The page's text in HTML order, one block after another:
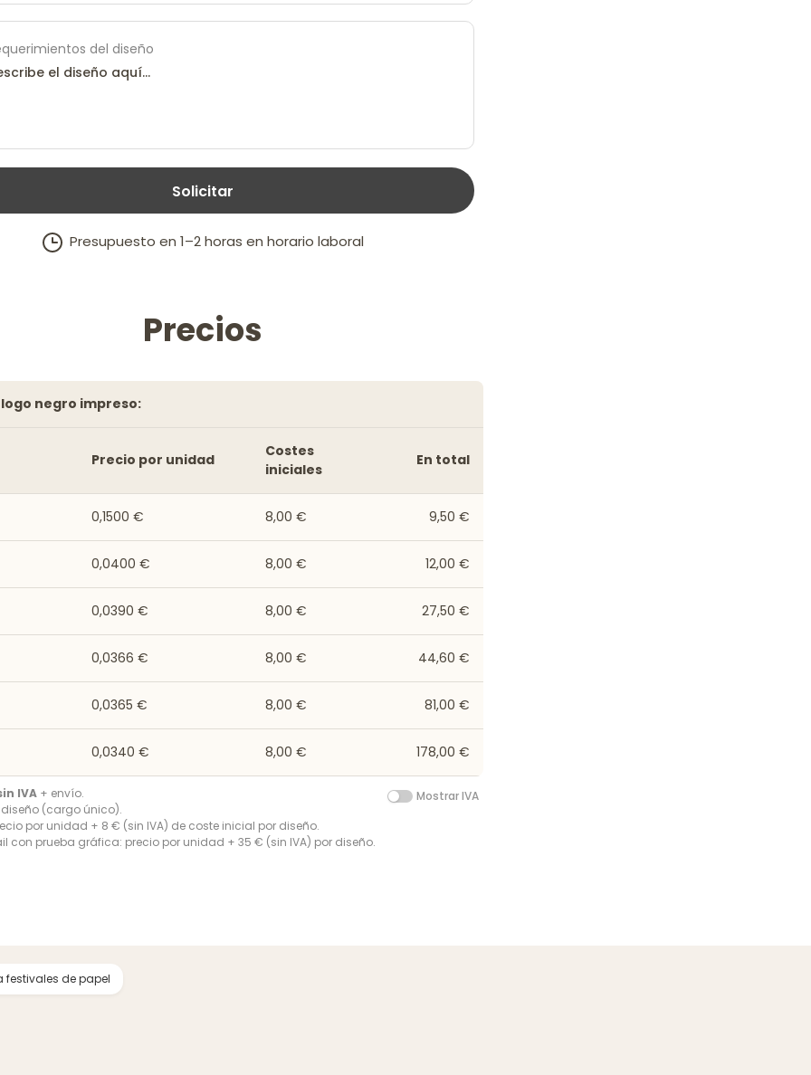
del diseño
Solicitar
Presupuesto en 1–2 horas en horario laboral
Precios
logo negro impreso:
Precio por unidad
Costes
iniciales
En total
0,1500 € 8,00 € 9,50 €
0,0400 € 8,00 € 12,00 €
0,0390 € 8,00 € 27,50 €
0,0366 € 8,00 € 44,60 €
0,0365 € 8,00 € 81,00 €
0,0340 € 8,00 € 178,00 €
IVA + envío.
(cargo único).
por unidad + 8 € (sin IVA) de coste inicial por diseño.
con prueba gráfica: precio por unidad + 35 € (sin IVA) por diseño.
Mostrar IVA
festivales de papel